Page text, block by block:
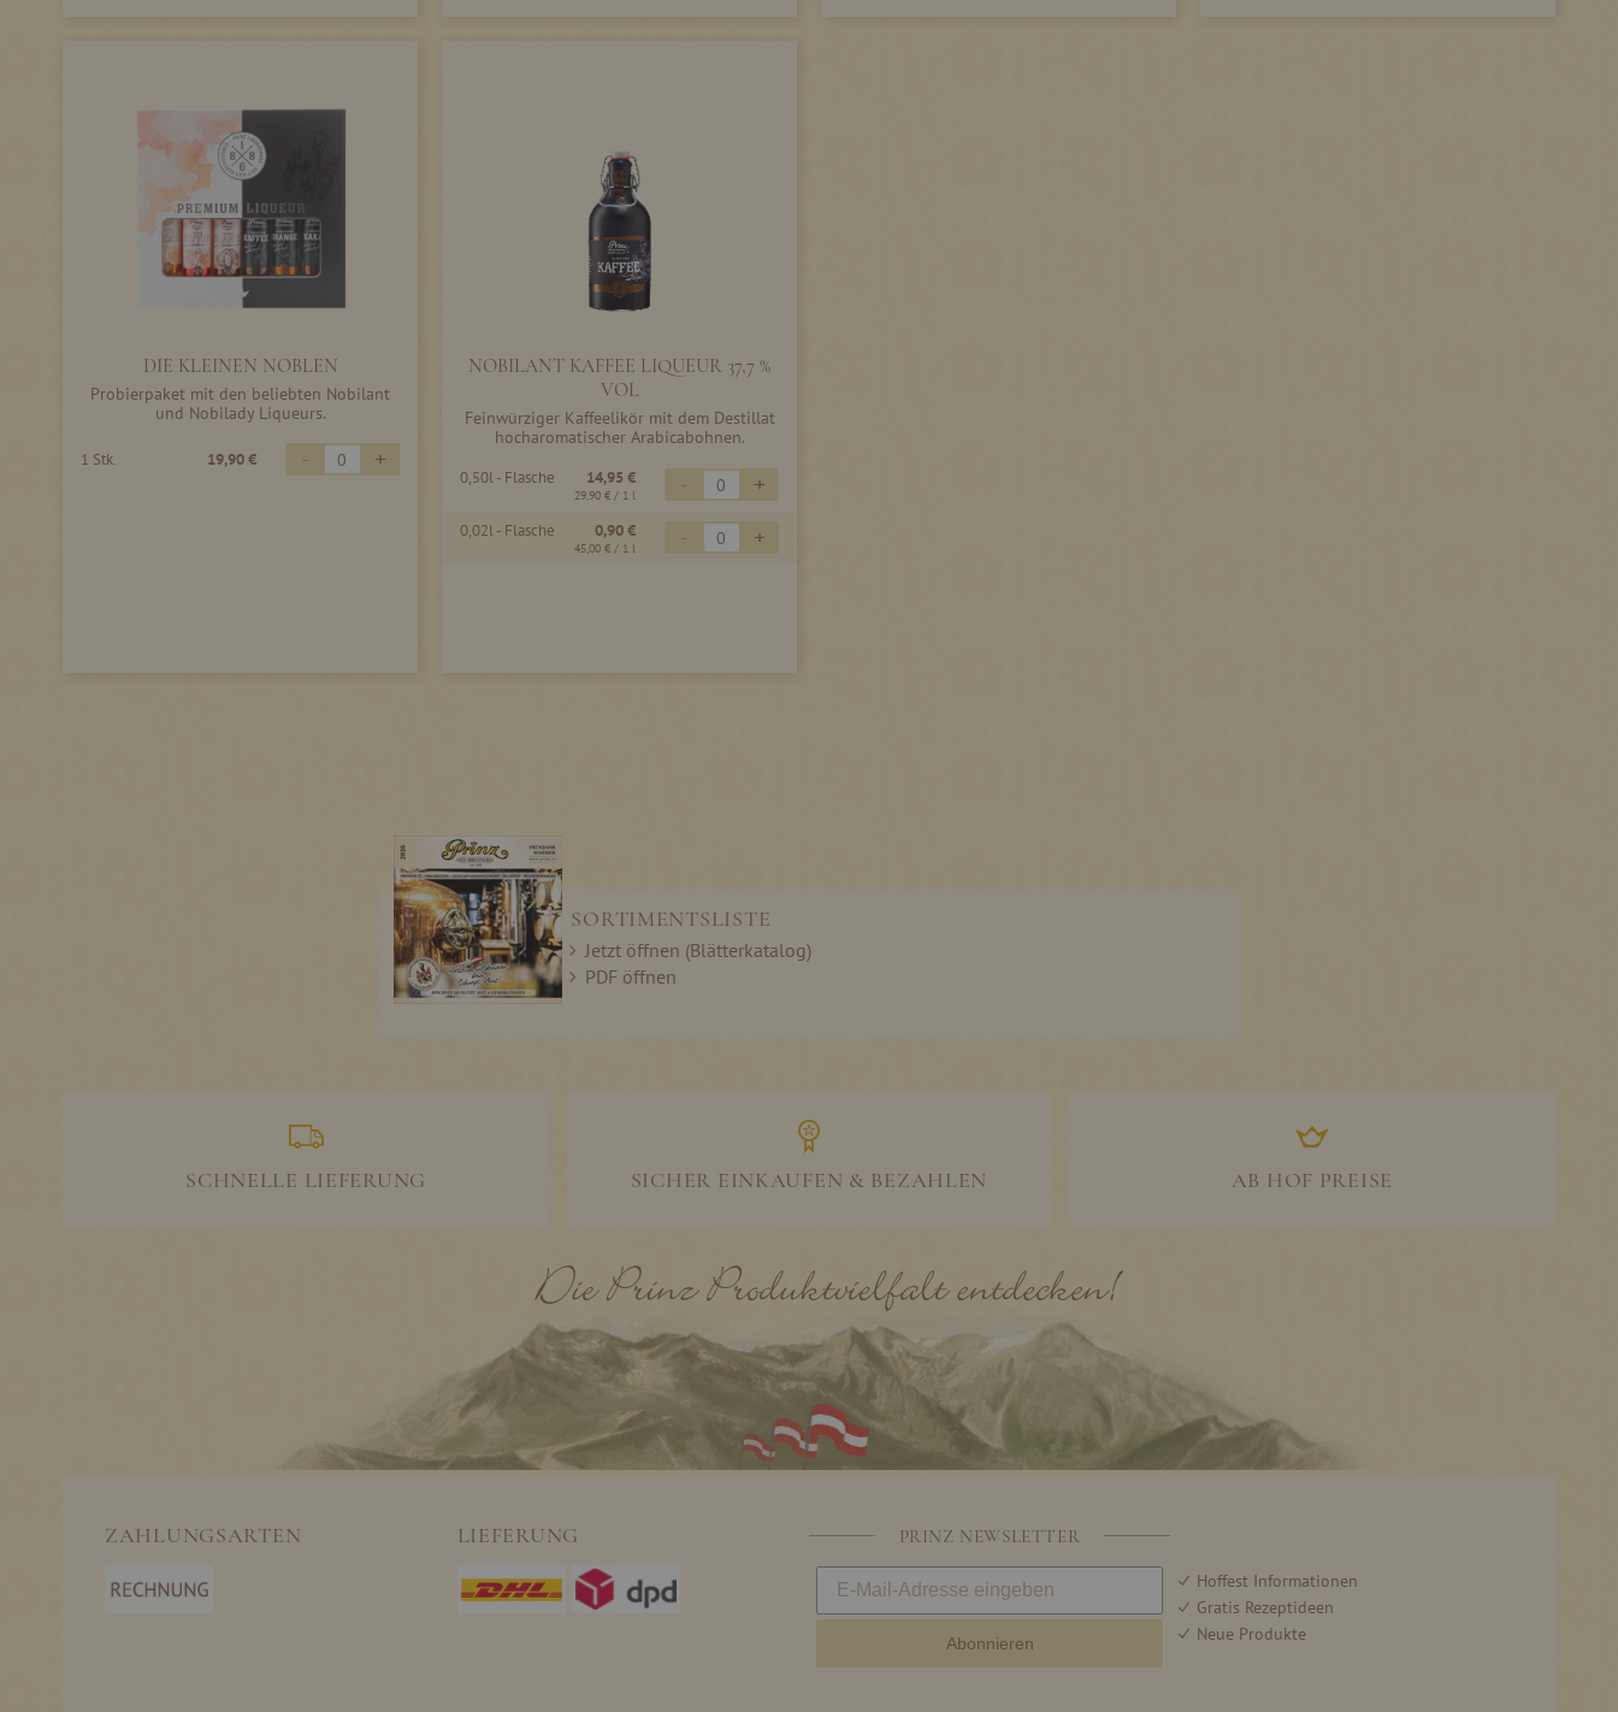
DIE KLEINEN NOBLEN
Probierpaket mit den beliebten Nobilant
und Nobilady Liqueurs.
1 Stk. 19,90 € - +
NOBILANT KAFFEE LIQUEUR 37,7 %
VOL
Feinwürziger Kaffeelikör mit dem Destillat
hocharomatischer Arabicabohnen.
0,50l - Flasche 14,95 €
29,90 € / 1 l - +
0,02l - Flasche 0,90 €
45,00 € / 1 l - +
SORTIMENTSLISTE
Jetzt öffnen (Blätterkatalog)
PDF öffnen
SCHNELLE LIEFERUNG SICHER EINKAUFEN & BEZAHLEN AB HOF PREISE
ZAHLUNGSARTEN LIEFERUNG PRINZ NEWSLETTER
Abonnieren
Hoffest Informationen
Gratis Rezeptideen
Neue Produkte